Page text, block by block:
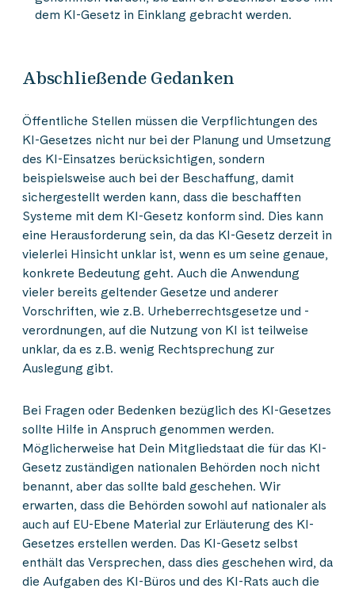
dem KI-Gesetz in Einklang gebracht werden.
Abschließende Gedanken
Öffentliche Stellen müssen die Verpflichtungen des
KI-Gesetzes nicht nur bei der Planung und Umsetzung
des KI-Einsatzes berücksichtigen, sondern
beispielsweise auch bei der Beschaffung, damit
sichergestellt werden kann, dass die beschafften
Systeme mit dem KI-Gesetz konform sind. Dies kann
eine Herausforderung sein, da das KI-Gesetz derzeit in
vielerlei Hinsicht unklar ist, wenn es um seine genaue,
konkrete Bedeutung geht. Auch die Anwendung
vieler bereits geltender Gesetze und anderer
Vorschriften, wie z.B. Urheberrechtsgesetze und -
verordnungen, auf die Nutzung von KI ist teilweise
unklar, da es z.B. wenig Rechtsprechung zur
Auslegung gibt.
Bei Fragen oder Bedenken bezüglich des KI-Gesetzes
sollte Hilfe in Anspruch genommen werden.
Möglicherweise hat Dein Mitgliedstaat die für das KI-
Gesetz zuständigen nationalen Behörden noch nicht
benannt, aber das sollte bald geschehen. Wir
erwarten, dass die Behörden sowohl auf nationaler als
auch auf EU-Ebene Material zur Erläuterung des KI-
Gesetzes erstellen werden. Das KI-Gesetz selbst
enthält das Versprechen, dass dies geschehen wird, da
die Aufgaben des KI-Büros und des KI-Rats auch die